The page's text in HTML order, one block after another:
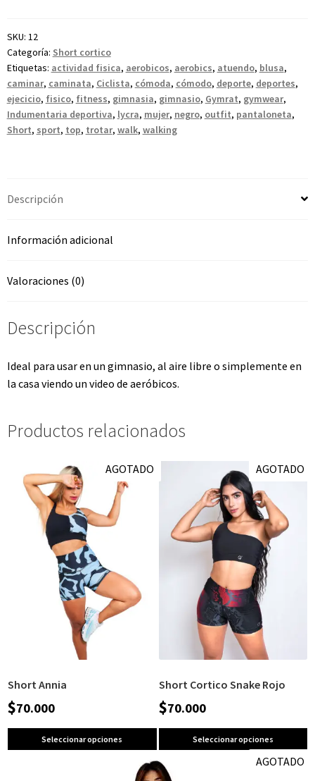
SKU: 12
Categoría: Short cortico
Etiquetas: actividad fisica, aerobicos, aerobics, atuendo, blusa,
caminar, caminata, Ciclista, cómoda, cómodo, deporte, deportes,
ejecicio, fisico, fitness, gimnasia, gimnasio, Gymrat, gymwear,
Indumentaria deportiva, lycra, mujer, negro, outfit, pantaloneta,
Short, sport, top, trotar, walk, walking
Descripción
Información adicional
Valoraciones (0)
Descripción
Ideal para usar en un gimnasio, al aire libre o simplemente en
la casa viendo un video de aeróbicos.
Productos relacionados
AGOTADO
Short Annia
$70.000
Seleccionar opciones
AGOTADO
Short Cortico Snake Rojo
$70.000
Seleccionar opciones
AGOTADO